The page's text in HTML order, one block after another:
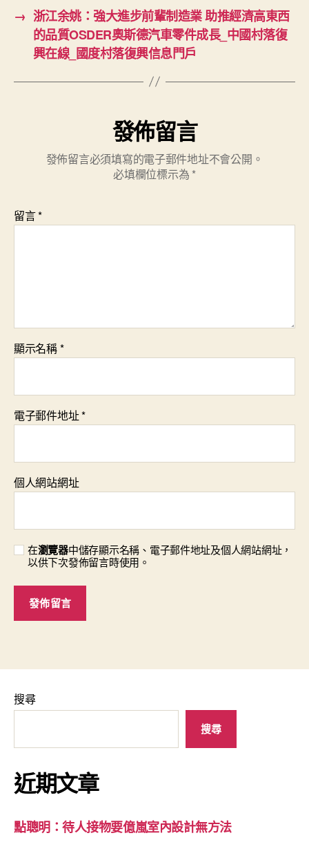
→ 浙江余姚：強大進步前輩制造業 助推經濟高東西
的品質OSDER奧斯德汽車零件成長_中國村落復
興在線_國度村落復興信息門戶
發佈留言
發佈留言必須填寫的電子郵件地址不會公開。
必填欄位標示為 *
留言*
顯示名稱*
電子郵件地址*
個人網站網址
在瀏覽器中儲存顯示名稱、電子郵件地址及個人網站網址，
以供下次發佈留言時使用。
搜尋
搜尋
近期文章
點聰明：待人接物要億嵐室內設計無方法